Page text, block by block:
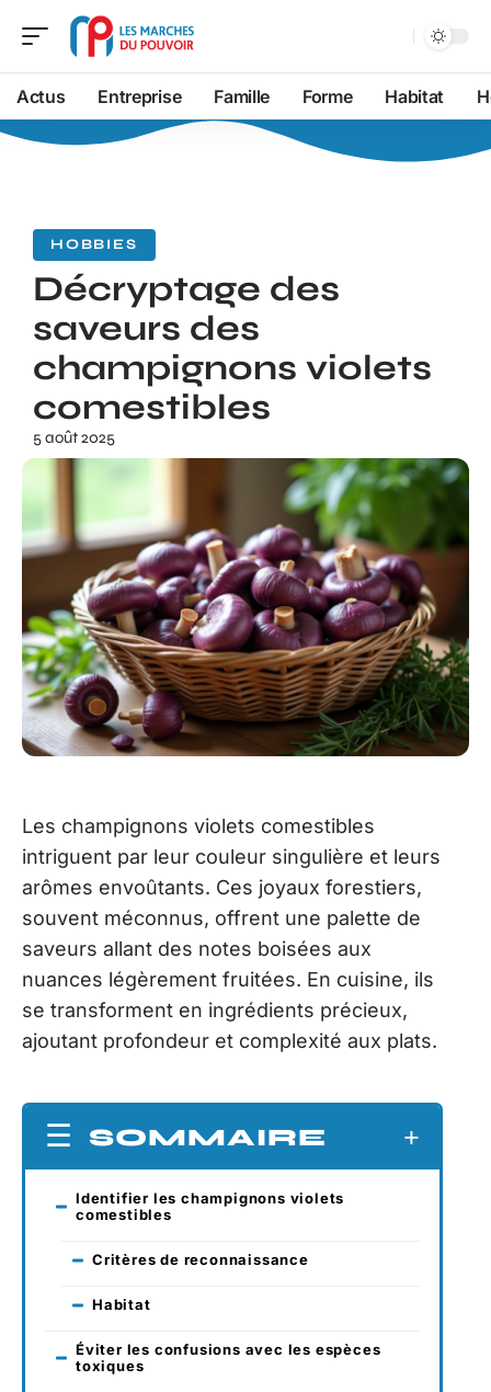
Actus Entreprise Famille Forme Habitat
HOBBIES
Décryptage des
saveurs des
champignons violets
comestibles
5 août 2025
Les champignons violets comestibles
intriguent par leur couleur singulière et leurs
arômes envoûtants. Ces joyaux forestiers,
souvent méconnus, offrent une palette de
saveurs allant des notes boisées aux
nuances légèrement fruitées. En cuisine, ils
se transforment en ingrédients précieux,
ajoutant profondeur et complexité aux plats.
SOMMAIRE
Identifier les champignons violets
comestibles
Critères de reconnaissance
Habitat
Éviter les confusions avec les espèces
toxiques